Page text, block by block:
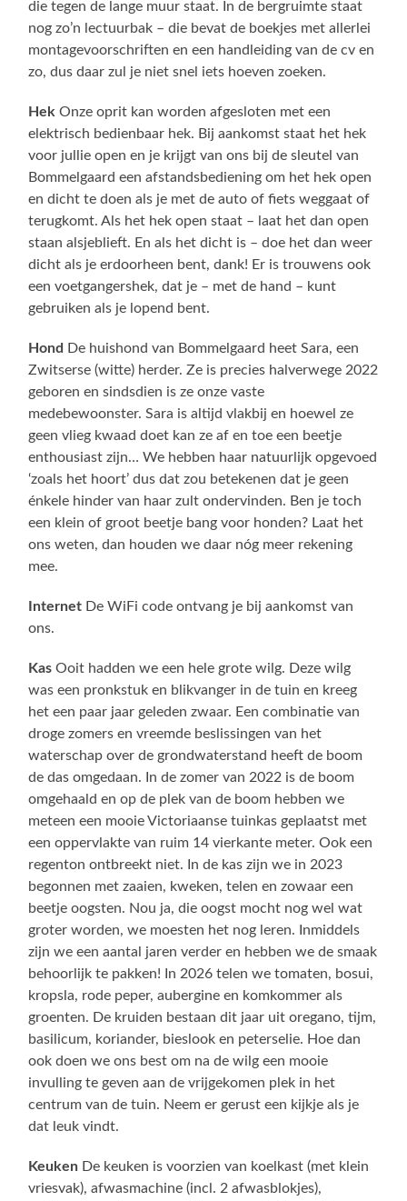
die tegen de lange muur staat. In de bergruimte staat
nog zo’n lectuurbak – die bevat de boekjes met allerlei
montagevoorschriften en een handleiding van de cv en
zo, dus daar zul je niet snel iets hoeven zoeken.
Hek Onze oprit kan worden afgesloten met een
elektrisch bedienbaar hek. Bij aankomst staat het hek
voor jullie open en je krijgt van ons bij de sleutel van
Bommelgaard een afstandsbediening om het hek open
en dicht te doen als je met de auto of fiets weggaat of
terugkomt. Als het hek open staat – laat het dan open
staan alsjeblieft. En als het dicht is – doe het dan weer
dicht als je erdoorheen bent, dank! Er is trouwens ook
een voetgangershek, dat je – met de hand – kunt
gebruiken als je lopend bent.
Hond De huishond van Bommelgaard heet Sara, een
Zwitserse (witte) herder. Ze is precies halverwege 2022
geboren en sindsdien is ze onze vaste
medebewoonster. Sara is altijd vlakbij en hoewel ze
geen vlieg kwaad doet kan ze af en toe een beetje
enthousiast zijn… We hebben haar natuurlijk opgevoed
‘zoals het hoort’ dus dat zou betekenen dat je geen
énkele hinder van haar zult ondervinden. Ben je toch
een klein of groot beetje bang voor honden? Laat het
ons weten, dan houden we daar nóg meer rekening
mee.
Internet De WiFi code ontvang je bij aankomst van
ons.
Kas Ooit hadden we een hele grote wilg. Deze wilg
was een pronkstuk en blikvanger in de tuin en kreeg
het een paar jaar geleden zwaar. Een combinatie van
droge zomers en vreemde beslissingen van het
waterschap over de grondwaterstand heeft de boom
de das omgedaan. In de zomer van 2022 is de boom
omgehaald en op de plek van de boom hebben we
meteen een mooie Victoriaanse tuinkas geplaatst met
een oppervlakte van ruim 14 vierkante meter. Ook een
regenton ontbreekt niet. In de kas zijn we in 2023
begonnen met zaaien, kweken, telen en zowaar een
beetje oogsten. Nou ja, die oogst mocht nog wel wat
groter worden, we moesten het nog leren. Inmiddels
zijn we een aantal jaren verder en hebben we de smaak
behoorlijk te pakken! In 2026 telen we tomaten, bosui,
kropsla, rode peper, aubergine en komkommer als
groenten. De kruiden bestaan dit jaar uit oregano, tijm,
basilicum, koriander, bieslook en peterselie. Hoe dan
ook doen we ons best om na de wilg een mooie
invulling te geven aan de vrijgekomen plek in het
centrum van de tuin. Neem er gerust een kijkje als je
dat leuk vindt.
Keuken De keuken is voorzien van koelkast (met klein
vriesvak), afwasmachine (incl. 2 afwasblokjes),